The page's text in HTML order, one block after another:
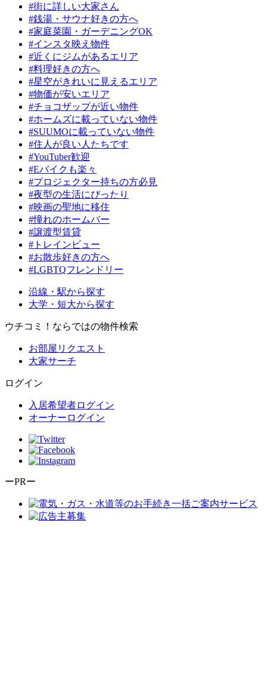
#街に詳しい大家さん
#銭湯・サウナ好きの方へ
#家庭菜園・ガーデニングOK
#インスタ映え物件
#近くにジムがあるエリア
#料理好きの方へ
#星空がきれいに見えるエリア
#物価が安いエリア
#チョコザップが近い物件
#ホームズに載っていない物件
#SUUMOに載っていない物件
#住人が良い人たちです
#YouTuber歓迎
#Eバイクも楽々
#プロジェクター持ちの方必見
#夜型の生活にぴったり
#映画の聖地に移住
#憧れのホームバー
#譲渡型賃貸
#トレインビュー
#お散歩好きの方へ
#LGBTQフレンドリー
沿線・駅から探す
大学・短大から探す
ウチコミ！ならではの物件検索
お部屋リクエスト
大家サーチ
ログイン
入居希望者ログイン
オーナーログイン
ーPRー